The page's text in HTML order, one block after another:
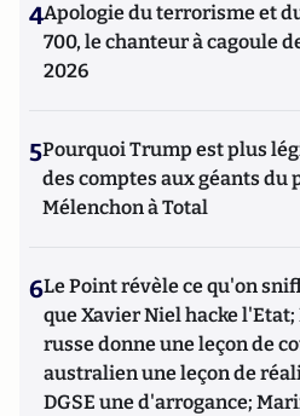
4Apologie du terrorisme et
700, le chanteur à cagoule
2026
5Pourquoi Trump est plus
des comptes aux géants du
Mélenchon à Total
6Le Point révèle ce qu'on
que Xavier Niel hacke l'Etat;
russe donne une leçon de
australien une leçon de
DGSE une d'arrogance;